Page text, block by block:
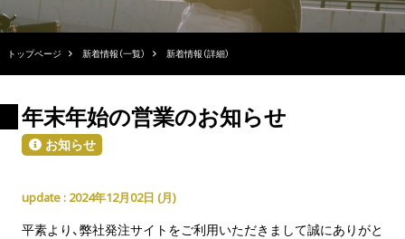
トップページ 新着情報（一覧） 新着情報（詳細）
年末年始の営業のお知らせ
お知らせ
2024年12月02日 (月)
平素より、弊社発注サイトをご利用いただきまして誠にありがと